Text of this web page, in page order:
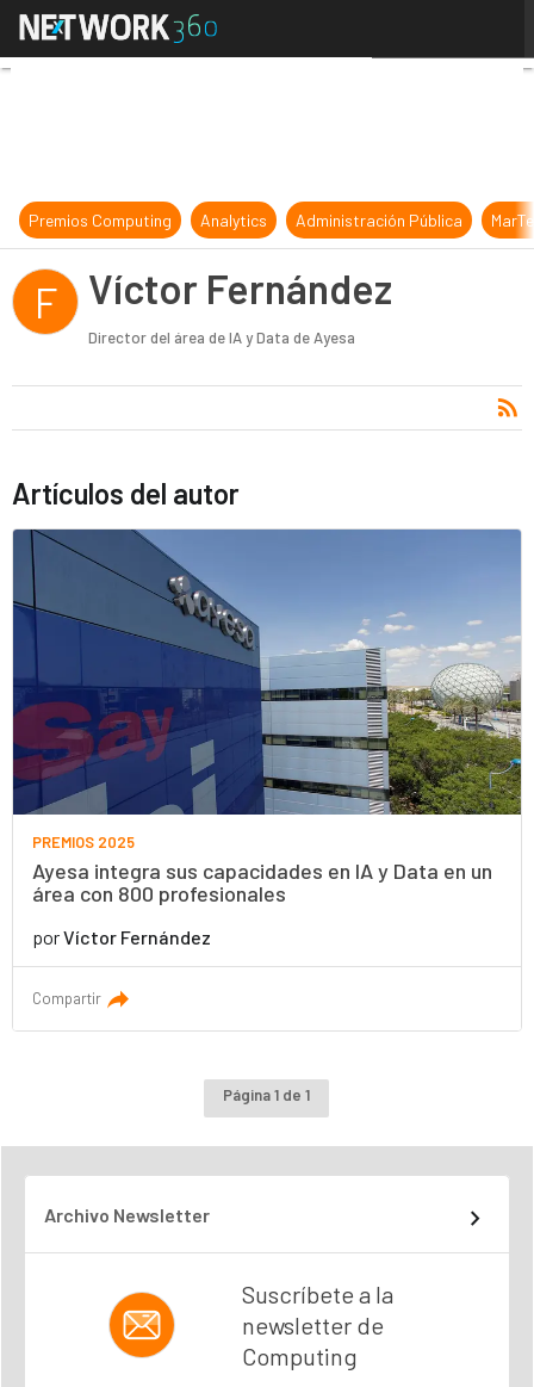
Víctor Fernández
Premios Computing Analytics Administración Pública
F Víctor Fernández
Director del área de IA y Data de Ayesa
Artículos del autor
PREMIOS 2025
Ayesa integra sus capacidades en IA y Data en un
área con 800 profesionales
porVíctor Fernández
Compartir
Página 1 de 1
Archivo Newsletter
Suscríbete a la
newsletter de
Computing